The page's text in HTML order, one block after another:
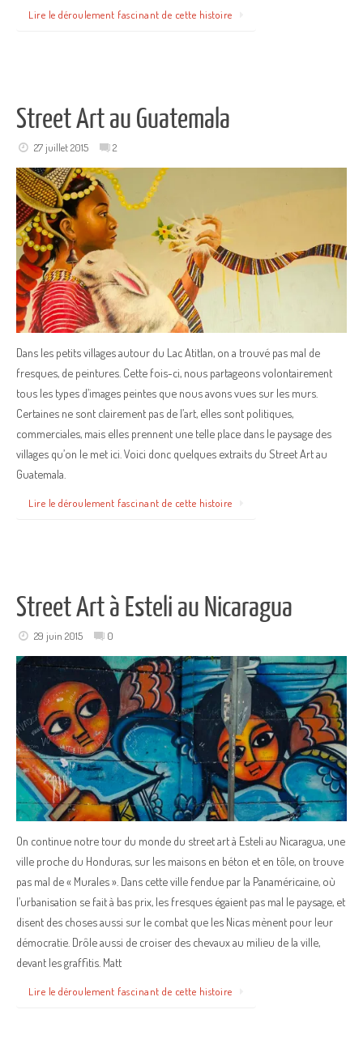
Lire le déroulement fascinant de cette histoire
Street Art au Guatemala
27 juillet 2015 2
Dans les petits villages autour du Lac Atitlan, on a trouvé pas mal de
fresques, de peintures. Cette fois-ci, nous partageons volontairement
tous les types d’images peintes que nous avons vues sur les murs.
Certaines ne sont clairement pas de l’art, elles sont politiques,
commerciales, mais elles prennent une telle place dans le paysage des
villages qu’on le met ici. Voici donc quelques extraits du Street Art au
Guatemala.
Lire le déroulement fascinant de cette histoire
Street Art à Esteli au Nicaragua
29 juin 2015 0
On continue notre tour du monde du street art à Esteli au Nicaragua, une
ville proche du Honduras, sur les maisons en béton et en tôle, on trouve
pas mal de « Murales ». Dans cette ville fendue par la Panaméricaine, où
l’urbanisation se fait à bas prix, les fresques égaient pas mal le paysage, et
disent des choses aussi sur le combat que les Nicas mènent pour leur
démocratie. Drôle aussi de croiser des chevaux au milieu de la ville,
devant les graffitis. Matt
Lire le déroulement fascinant de cette histoire